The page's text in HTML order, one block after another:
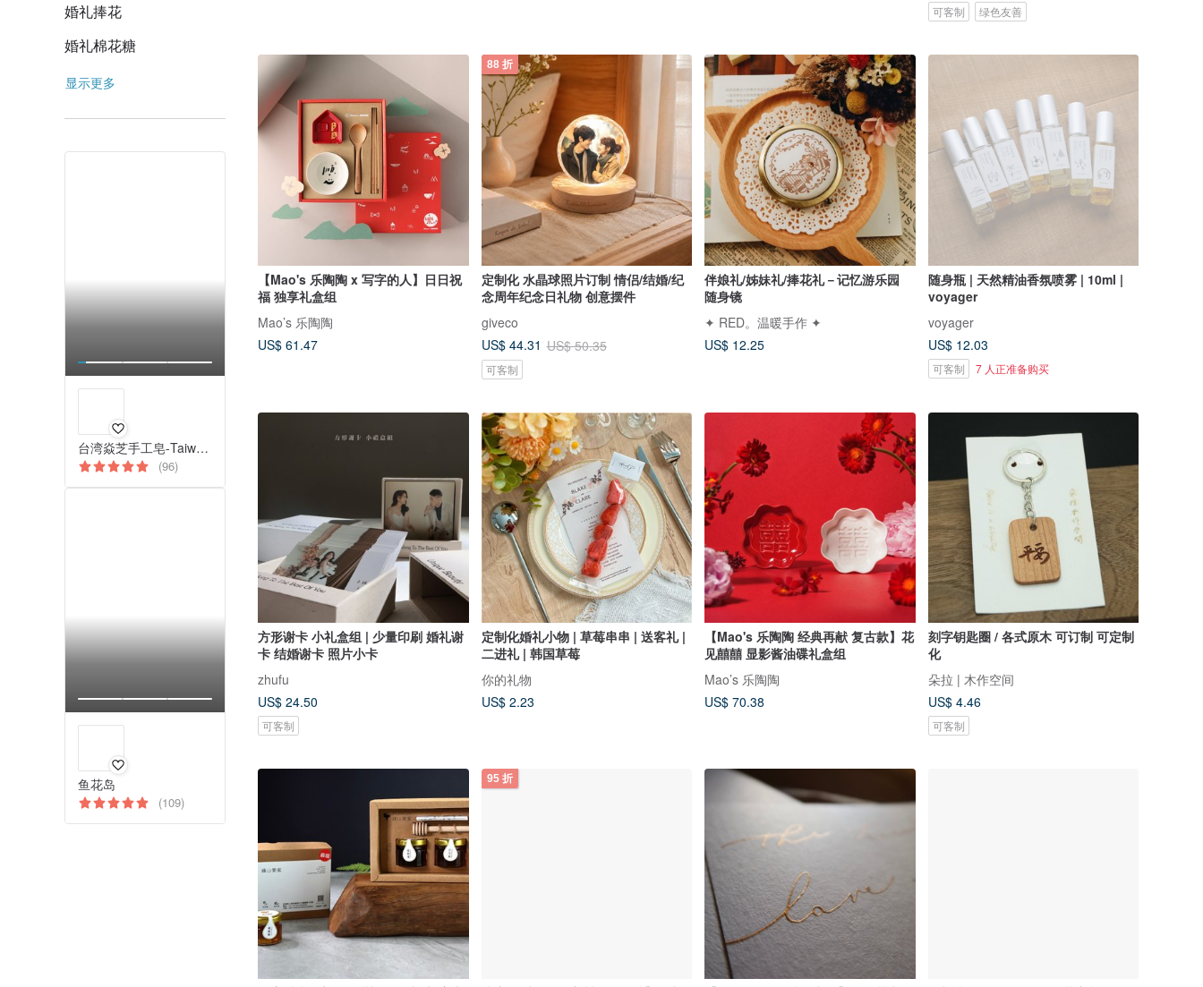
婚礼捧花
婚礼棉花糖
显示更多
台湾焱芝手工皂-TaiwanYanzsoap
(96)
鱼花岛
(109)
可客制 绿色友善
【Mao's 乐陶陶 x 写字的人】日日祝
福 独享礼盒组
Mao’s 乐陶陶
US$ 61.47
88 折
定制化 水晶球照片订制 情侣/结婚/纪
念周年纪念日礼物 创意摆件
giveco
US$ 44.31 US$ 50.35
可客制
伴娘礼/姊妹礼/捧花礼－记忆游乐园
随身镜
✦ RED。温暖手作 ✦
US$ 12.25
随身瓶 | 天然精油香氛喷雾 | 10ml |
voyager
voyager
US$ 12.03
可客制 7 人正准备购买
方形谢卡 小礼盒组 | 少量印刷 婚礼谢
卡 结婚谢卡 照片小卡
zhufu
US$ 24.50
可客制
定制化婚礼小物 | 草莓串串 | 送客礼 |
二进礼 | 韩国草莓
你的礼物
US$ 2.23
【Mao's 乐陶陶 经典再献 复古款】花
见囍囍 显影酱油碟礼盒组
Mao’s 乐陶陶
US$ 70.38
刻字钥匙圈 / 各式原木 可订制 可定制
化
朵拉 | 木作空间
US$ 4.46
可客制
95 折